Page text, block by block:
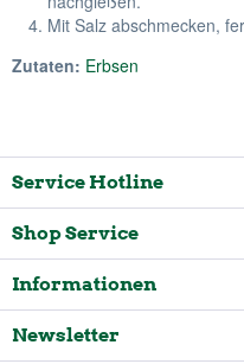
Mit Salz abschmecken,
Zutaten: Erbsen
Service Hotline
Shop Service
Informationen
Newsletter